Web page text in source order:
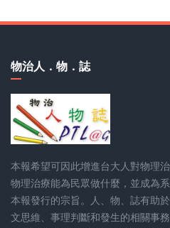
物治人．物．誌
本報希望可因此增進台大人對物理
物理治療能為民眾做什麼，並成為
本報發行的宗旨。人、物、誌有助
文思維、事理判斷和發生的相關事